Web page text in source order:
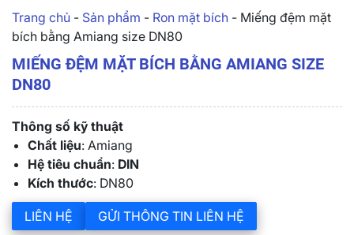
Trang chủ - Sản phẩm - Ron mặt bích - Miếng đệm mặt
bích bằng Amiang size DN80
MIẾNG ĐỆM MẶT BÍCH BẰNG AMIANG SIZE
DN80
Thông số kỹ thuật
Chất liệu: Amiang
Hệ tiêu chuẩn: DIN
Kích thước: DN80
LIÊN HỆ GỬI THÔNG TIN LIÊN HỆ